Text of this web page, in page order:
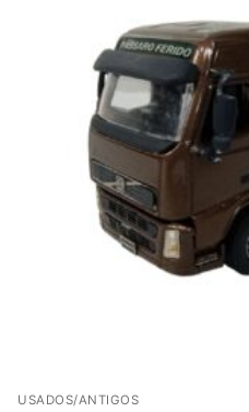
USADOS/ANTIGOS